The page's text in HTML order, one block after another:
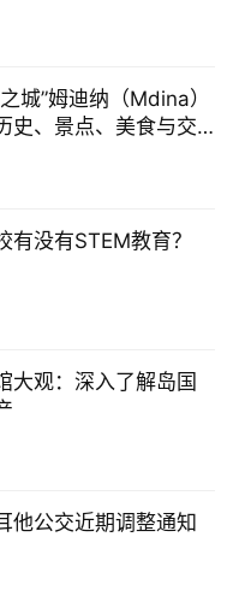
城”姆迪纳（Mdina）
史、景点、美食与交
有没有STEM教育？
大观：深入了解岛国
他公交近期调整通知